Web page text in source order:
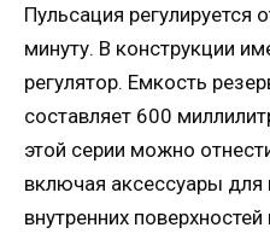
Пульсация
минуту. В конструкции
регулятор. Емкость
составляет 600
этой серии можно
включая аксессуары для
внутренних